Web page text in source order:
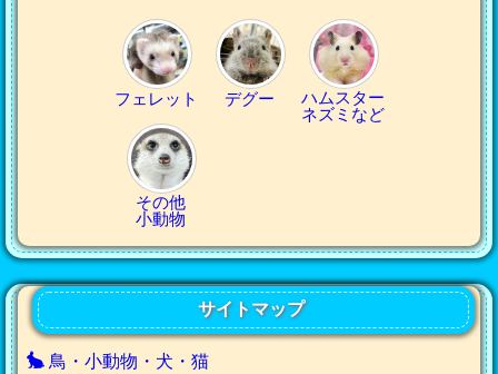
フェレット デグー
ハムスター
ネズミなど
その他
小動物
サイトマップ
鳥・小動物・犬・猫